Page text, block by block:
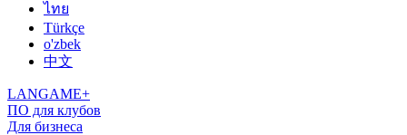
ไทย
Türkçe
o'zbek
中文
LANGAME+
ПО для клубов
Для бизнеса